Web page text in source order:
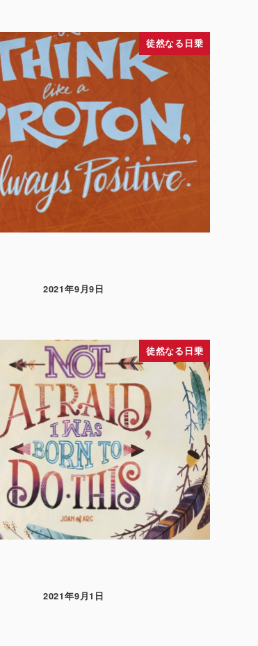
徒然なる日乗
2021年9月9日
徒然なる日乗
2021年9月1日